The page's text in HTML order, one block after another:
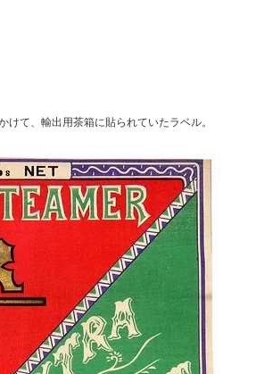
て、輸出用茶箱に貼られていたラベル。